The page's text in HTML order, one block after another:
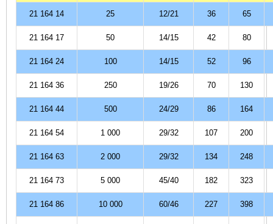
21 164 14 25 12/21 36 65
21 164 17 50 14/15 42 80
21 164 24 100 14/15 52 96
21 164 36 250 19/26 70 130
21 164 44 500 24/29 86 164
21 164 54 1 000 29/32 107 200
21 164 63 2 000 29/32 134 248
21 164 73 5 000 45/40 182 323
21 164 86 10 000 60/46 227 398